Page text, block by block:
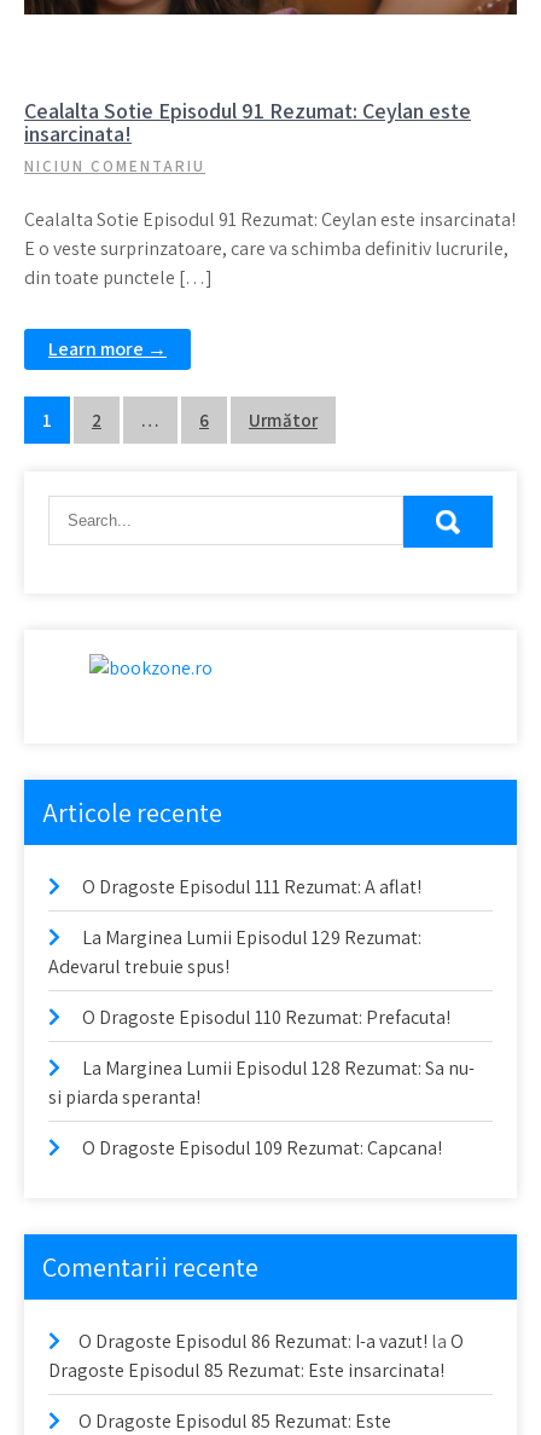
Cealalta Sotie Episodul 91 Rezumat: Ceylan este
insarcinata!
NICIUN COMENTARIU
Cealalta Sotie Episodul 91 Rezumat: Ceylan este insarcinata!
E o veste surprinzatoare, care va schimba definitiv lucrurile,
din toate punctele […]
Learn more →
Navigare
articole
1 2 … 6 Următor
Articole recente
O Dragoste Episodul 111 Rezumat: A aflat!
La Marginea Lumii Episodul 129 Rezumat:
Adevarul trebuie spus!
O Dragoste Episodul 110 Rezumat: Prefacuta!
La Marginea Lumii Episodul 128 Rezumat: Sa nu-
si piarda speranta!
O Dragoste Episodul 109 Rezumat: Capcana!
Comentarii recente
O Dragoste Episodul 86 Rezumat: I-a vazut! laO
Dragoste Episodul 85 Rezumat: Este insarcinata!
O Dragoste Episodul 85 Rezumat: Este